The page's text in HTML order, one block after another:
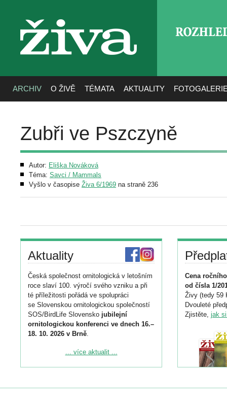
živa
ARCHIV O ŽIVĚ TÉMATA AKTUALITY
Zubři ve Pszczyně
Autor: Eliška Nováková
Téma: Savci / Mammals
Vyšlo v časopise Živa 6/1969 na straně 236
Aktuality
Česká společnost ornitologická v letošním
roce slaví 100. výročí svého vzniku a při
té příležitosti pořádá ve spolupráci
se Slovenskou ornitologickou společností
SOS/BirdLife Slovensko jubilejní
ornitologickou konferenci ve dnech 16.–
18. 10. 2026 v Brně.
Podrobnější informace ke konferenci
Registrovat se můžete do 6. září.
... více aktualit ...
Cena
od čísla 1/
Živy (tedy 59
Dvouleté
Zjistěte, jak